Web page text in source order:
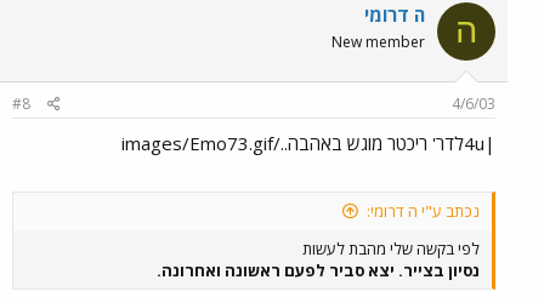
ה ה דרומי
New member
4/6/03
#8
|4uלדר' ריכטר מוגש באהבה../images/Emo73.gif
נכתב ע"י ה דרומי:
לפי בקשה שלי מהבת לעשות
נסיון בצייר. יצא סביר לפעם ראשונה ואחרונה.